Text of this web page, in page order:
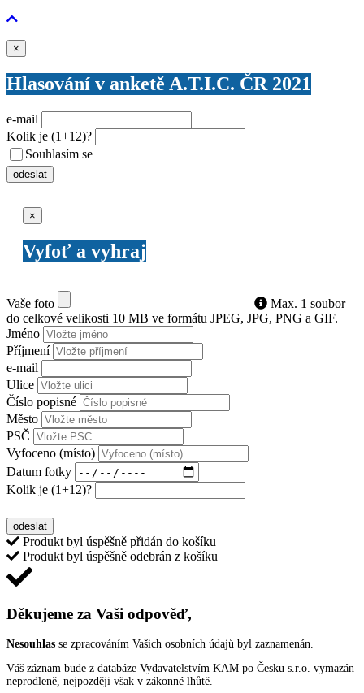
×
Hlasování v anketě A.T.I.C. ČR 2021
e-mail
Kolik je (1+12)?
Souhlasím se
odeslat
×
Vyfoť a vyhraj
Vaše foto
Max. 1 soubor
do celkové velikosti 10 MB ve formátu JPEG, JPG, PNG a GIF.
Jméno
Příjmení
e-mail
Ulice
Číslo popisné
Město
PSČ
Vyfoceno (místo)
Datum fotky
Kolik je (1+12)?
odeslat
Produkt byl úspěšně přidán do košíku
Produkt byl úspěšně odebrán z košíku
Děkujeme za Vaši odpověď,
Nesouhlas se zpracováním Vašich osobních údajů byl zaznamenán.
Váš záznam bude z databáze Vydavatelstvím KAM po Česku s.r.o. vymazán
neprodleně, nejpozději však v zákonné lhůtě.